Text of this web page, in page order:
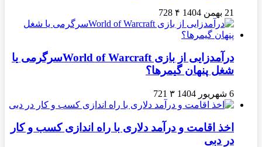
21 بهمن 1404 ۴ 728
درآمدزایی از بازی World of Warcraftسرگرمی یا
شغل پنهان گیمرها؟
6 شهریور 1404 ۳ 721
اخذ اقامت و درآمد دلاری با راه اندازی کسب و کار
در دبی